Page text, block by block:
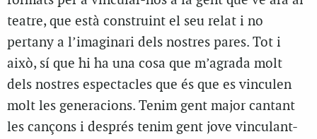
teatre, que està construint el seu relat i no
pertany a l’imaginari dels nostres pares. Tot i
això, sí que hi ha una cosa que m’agrada molt
dels nostres espectacles que és que es vinculen
molt les generacions. Tenim gent major cantant
les cançons i després tenim gent jove vinculant-